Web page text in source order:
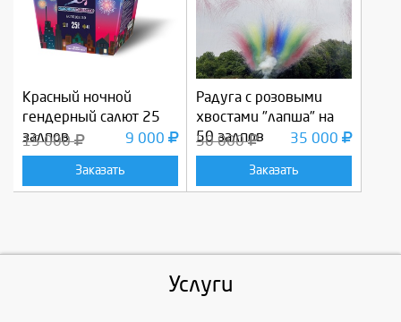
Красный ночной
гендерный салют 25
залпов
15 000 9 000
Заказать
Радуга с розовыми
хвостами "лапша" на
50 залпов
50 000 35 000
Заказать
Услуги